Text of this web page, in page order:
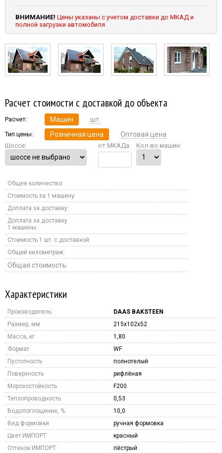
ВНИМАНИЕ! Цены указаны с учетом доставки до МКАД и
полной загрузки автомобиля
Расчет стоимости с доставкой до объекта
Расчет: Машин шт.
Тип цены: Розничная цена Оптовая цена
Шоссе: от МКАДа: Кол-во машин:
Общее количество:
Стоимость за 1 машину:
Доплата за доставку:
Доплата за доставку
1 машины:
Стоимость 1 шт. с доставкой:
Общий километраж:
Общая стоимость:
Характеристики
Производитель:
DAAS BAKSTEEN
Размер, мм
215x102x52
Масса, кг
1,80
Формат
WF
Пустотность
полнотелый
Поверхность
рифлёная
Морозостойкость
F200
Теплопроводность
0,53
Водопоглощение, %
10,0
Вид формовки
ручная формовка
Цвет ИМПОРТ
красный
Оттенок ИМПОРТ
пёстрый